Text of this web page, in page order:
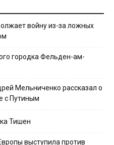
войну из-за ложных
городка Фельден-ам-
Мельниченко рассказал о
с Путиным
Тишен
выступила против